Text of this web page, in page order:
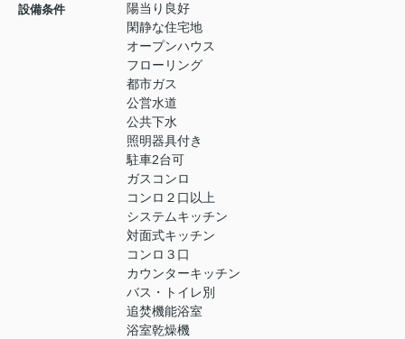
設備条件
陽当り良好
閑静な住宅地
オープンハウス
フローリング
都市ガス
公営水道
公共下水
照明器具付き
駐車2台可
ガスコンロ
コンロ２口以上
システムキッチン
対面式キッチン
コンロ３口
カウンターキッチン
バス・トイレ別
追焚機能浴室
浴室乾燥機